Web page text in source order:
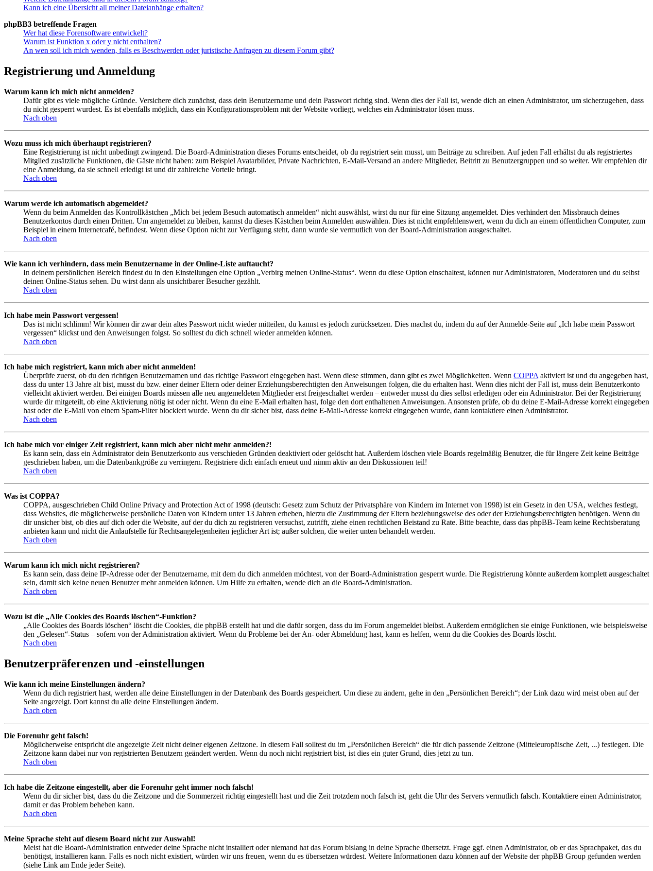
Kann ich eine Übersicht all meiner Dateianhänge erhalten?
phpBB3 betreffende Fragen
Wer hat diese Forensoftware entwickelt?
Warum ist Funktion x oder y nicht enthalten?
An wen soll ich mich wenden, falls es Beschwerden oder juristische Anfragen zu diesem Forum gibt?
Registrierung und Anmeldung
Warum kann ich mich nicht anmelden?
Dafür gibt es viele mögliche Gründe. Versichere dich zunächst, dass dein Benutzername und dein Passwort richtig sind. Wenn dies der Fall ist, wende dich an einen Administrator, um sicherzugehen, dass
du nicht gesperrt wurdest. Es ist ebenfalls möglich, dass ein Konfigurationsproblem mit der Website vorliegt, welches ein Administrator lösen muss.
Nach oben
Wozu muss ich mich überhaupt registrieren?
Eine Registrierung ist nicht unbedingt zwingend. Die Board-Administration dieses Forums entscheidet, ob du registriert sein musst, um Beiträge zu schreiben. Auf jeden Fall erhältst du als registriertes
Mitglied zusätzliche Funktionen, die Gäste nicht haben: zum Beispiel Avatarbilder, Private Nachrichten, E-Mail-Versand an andere Mitglieder, Beitritt zu Benutzergruppen und so weiter. Wir empfehlen dir
eine Anmeldung, da sie schnell erledigt ist und dir zahlreiche Vorteile bringt.
Nach oben
Warum werde ich automatisch abgemeldet?
Wenn du beim Anmelden das Kontrollkästchen „Mich bei jedem Besuch automatisch anmelden“ nicht auswählst, wirst du nur für eine Sitzung angemeldet. Dies verhindert den Missbrauch deines
Benutzerkontos durch einen Dritten. Um angemeldet zu bleiben, kannst du dieses Kästchen beim Anmelden auswählen. Dies ist nicht empfehlenswert, wenn du dich an einem öffentlichen Computer, zum
Beispiel in einem Internetcafé, befindest. Wenn diese Option nicht zur Verfügung steht, dann wurde sie vermutlich von der Board-Administration ausgeschaltet.
Nach oben
Wie kann ich verhindern, dass mein Benutzername in der Online-Liste auftaucht?
In deinem persönlichen Bereich findest du in den Einstellungen eine Option „Verbirg meinen Online-Status“. Wenn du diese Option einschaltest, können nur Administratoren, Moderatoren und du selbst
deinen Online-Status sehen. Du wirst dann als unsichtbarer Besucher gezählt.
Nach oben
Ich habe mein Passwort vergessen!
Das ist nicht schlimm! Wir können dir zwar dein altes Passwort nicht wieder mitteilen, du kannst es jedoch zurücksetzen. Dies machst du, indem du auf der Anmelde-Seite auf „Ich habe mein Passwort
vergessen“ klickst und den Anweisungen folgst. So solltest du dich schnell wieder anmelden können.
Nach oben
Ich habe mich registriert, kann mich aber nicht anmelden!
Überprüfe zuerst, ob du den richtigen Benutzernamen und das richtige Passwort eingegeben hast. Wenn diese stimmen, dann gibt es zwei Möglichkeiten. Wenn COPPA aktiviert ist und du angegeben hast,
dass du unter 13 Jahre alt bist, musst du bzw. einer deiner Eltern oder deiner Erziehungsberechtigten den Anweisungen folgen, die du erhalten hast. Wenn dies nicht der Fall ist, muss dein Benutzerkonto
vielleicht aktiviert werden. Bei einigen Boards müssen alle neu angemeldeten Mitglieder erst freigeschaltet werden – entweder musst du dies selbst erledigen oder ein Administrator. Bei der Registrierung
wurde dir mitgeteilt, ob eine Aktivierung nötig ist oder nicht. Wenn du eine E-Mail erhalten hast, folge den dort enthaltenen Anweisungen. Ansonsten prüfe, ob du deine E-Mail-Adresse korrekt eingegeben
hast oder die E-Mail von einem Spam-Filter blockiert wurde. Wenn du dir sicher bist, dass deine E-Mail-Adresse korrekt eingegeben wurde, dann kontaktiere einen Administrator.
Nach oben
Ich habe mich vor einiger Zeit registriert, kann mich aber nicht mehr anmelden?!
Es kann sein, dass ein Administrator dein Benutzerkonto aus verschieden Gründen deaktiviert oder gelöscht hat. Außerdem löschen viele Boards regelmäßig Benutzer, die für längere Zeit keine Beiträge
geschrieben haben, um die Datenbankgröße zu verringern. Registriere dich einfach erneut und nimm aktiv an den Diskussionen teil!
Nach oben
Was ist COPPA?
COPPA, ausgeschrieben Child Online Privacy and Protection Act of 1998 (deutsch: Gesetz zum Schutz der Privatsphäre von Kindern im Internet von 1998) ist ein Gesetz in den USA, welches festlegt,
dass Websites, die möglicherweise persönliche Daten von Kindern unter 13 Jahren erheben, hierzu die Zustimmung der Eltern beziehungsweise des oder der Erziehungsberechtigten benötigen. Wenn du
dir unsicher bist, ob dies auf dich oder die Website, auf der du dich zu registrieren versuchst, zutrifft, ziehe einen rechtlichen Beistand zu Rate. Bitte beachte, dass das phpBB-Team keine Rechtsberatung
anbieten kann und nicht die Anlaufstelle für Rechtsangelegenheiten jeglicher Art ist; außer solchen, die weiter unten behandelt werden.
Nach oben
Warum kann ich mich nicht registrieren?
Es kann sein, dass deine IP-Adresse oder der Benutzername, mit dem du dich anmelden möchtest, von der Board-Administration gesperrt wurde. Die Registrierung könnte außerdem komplett ausgeschaltet
sein, damit sich keine neuen Benutzer mehr anmelden können. Um Hilfe zu erhalten, wende dich an die Board-Administration.
Nach oben
Wozu ist die „Alle Cookies des Boards löschen“-Funktion?
„Alle Cookies des Boards löschen“ löscht die Cookies, die phpBB erstellt hat und die dafür sorgen, dass du im Forum angemeldet bleibst. Außerdem ermöglichen sie einige Funktionen, wie beispielsweise
den „Gelesen“-Status – sofern von der Administration aktiviert. Wenn du Probleme bei der An- oder Abmeldung hast, kann es helfen, wenn du die Cookies des Boards löscht.
Nach oben
Benutzerpräferenzen und -einstellungen
Wie kann ich meine Einstellungen ändern?
Wenn du dich registriert hast, werden alle deine Einstellungen in der Datenbank des Boards gespeichert. Um diese zu ändern, gehe in den „Persönlichen Bereich“; der Link dazu wird meist oben auf der
Seite angezeigt. Dort kannst du alle deine Einstellungen ändern.
Nach oben
Die Forenuhr geht falsch!
Möglicherweise entspricht die angezeigte Zeit nicht deiner eigenen Zeitzone. In diesem Fall solltest du im „Persönlichen Bereich“ die für dich passende Zeitzone (Mitteleuropäische Zeit, ...) festlegen. Die
Zeitzone kann dabei nur von registrierten Benutzern geändert werden. Wenn du noch nicht registriert bist, ist dies ein guter Grund, dies jetzt zu tun.
Nach oben
Ich habe die Zeitzone eingestellt, aber die Forenuhr geht immer noch falsch!
Wenn du dir sicher bist, dass du die Zeitzone und die Sommerzeit richtig eingestellt hast und die Zeit trotzdem noch falsch ist, geht die Uhr des Servers vermutlich falsch. Kontaktiere einen Administrator,
damit er das Problem beheben kann.
Nach oben
Meine Sprache steht auf diesem Board nicht zur Auswahl!
Meist hat die Board-Administration entweder deine Sprache nicht installiert oder niemand hat das Forum bislang in deine Sprache übersetzt. Frage ggf. einen Administrator, ob er das Sprachpaket, das du
benötigst, installieren kann. Falls es noch nicht existiert, würden wir uns freuen, wenn du es übersetzen würdest. Weitere Informationen dazu können auf der Website der phpBB Group gefunden werden
(siehe Link am Ende jeder Seite).